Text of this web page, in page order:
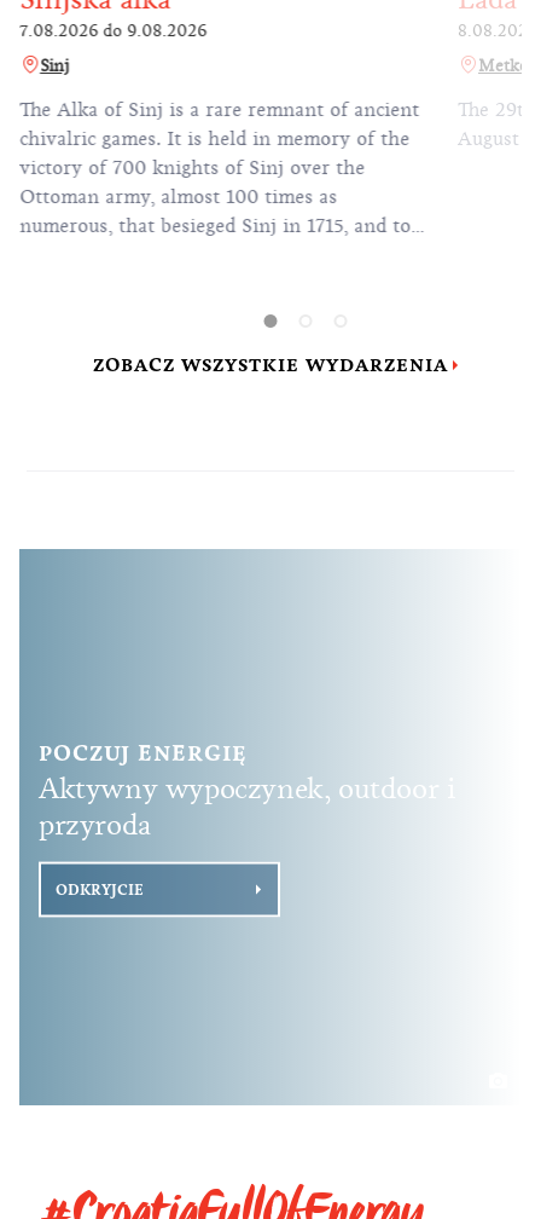
7.08.2026do 9.08.2026
Sinj
The Alka of Sinj is a rare remnant of ancient
chivalric games. It is held in memory of the
victory of 700 knights of Sinj over the
Ottoman army, almost 100 times as
numerous, that besieged Sinj in 1715, and to
8.08.2026
The
August
ZOBACZ WSZYSTKIE WYDARZENIA
POCZUJ ENERGIĘ
Aktywny wypoczynek, outdoor i
przyroda
ODKRYJCIE